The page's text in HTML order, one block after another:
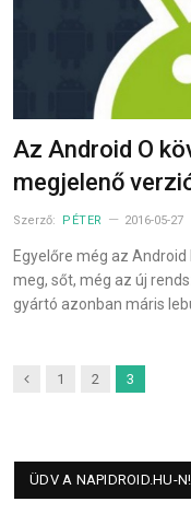
Az Android O
megjelenő
Szerző: PÉTER 2016-05-27
Egyelőre még az
meg, sőt, még az új
gyártó azonban máris
Previous
1 2 3
ÜDV A NAPIDROID.HU-N!